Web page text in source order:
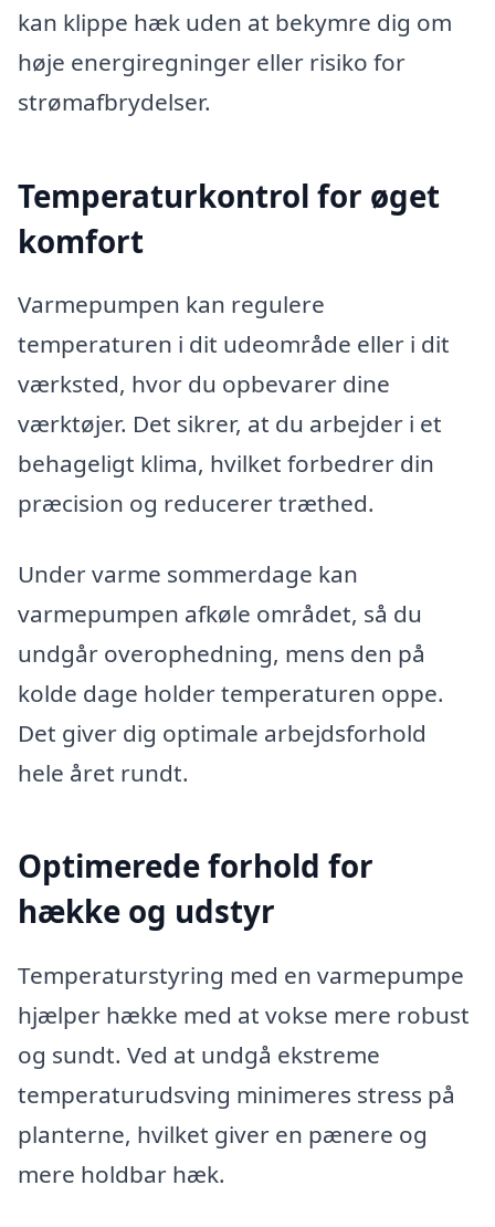
kan klippe hæk uden at bekymre dig om
høje energiregninger eller risiko for
strømafbrydelser.
Temperaturkontrol for øget
komfort
Varmepumpen kan regulere
temperaturen i dit udeområde eller i dit
værksted, hvor du opbevarer dine
værktøjer. Det sikrer, at du arbejder i et
behageligt klima, hvilket forbedrer din
præcision og reducerer træthed.
Under varme sommerdage kan
varmepumpen afkøle området, så du
undgår overophedning, mens den på
kolde dage holder temperaturen oppe.
Det giver dig optimale arbejdsforhold
hele året rundt.
Optimerede forhold for
hække og udstyr
Temperaturstyring med en varmepumpe
hjælper hække med at vokse mere robust
og sundt. Ved at undgå ekstreme
temperaturudsving minimeres stress på
planterne, hvilket giver en pænere og
mere holdbar hæk.